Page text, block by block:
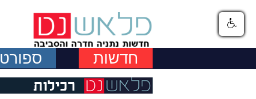
חדשות ספורט